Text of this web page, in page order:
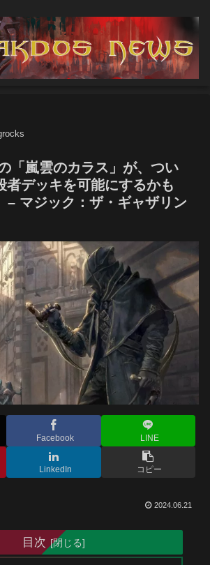
「嵐雲のカラス」が、つい
者デッキを可能にするかも
– マジック：ザ・ギャザリン
Facebook LINE
LinkedIn コピー
2024.06.21
目次